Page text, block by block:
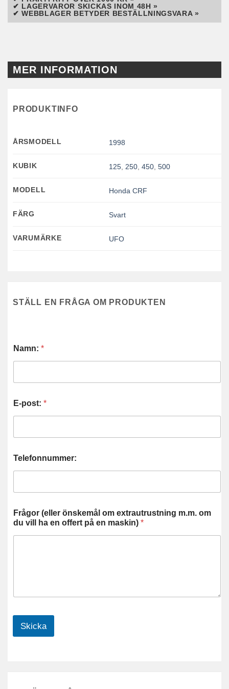
✔ LAGERVAROR SKICKAS INOM 48H »
✔ WEBBLAGER BETYDER BESTÄLLNINGSVARA »
MER INFORMATION
PRODUKTINFO
ÅRSMODELL 1998
KUBIK 125 250 ,450 ,500
MODELL Honda CRF
FÄRG Svart
VARUMÄRKE UFO
STÄLL EN FRÅGA OM PRODUKTEN
Namn: *
E-post: *
Telefonnummer:
Frågor (eller önskemål om extrautrustning m.m. om
du vill ha en offert på en maskin) *
Skicka